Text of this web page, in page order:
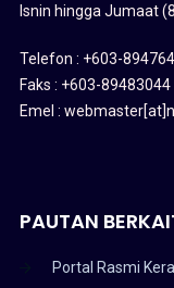
Isnin hingga Jumaat
Telefon : +603-
Faks : +603-89483044
Emel :
PAUTAN
Portal Rasmi